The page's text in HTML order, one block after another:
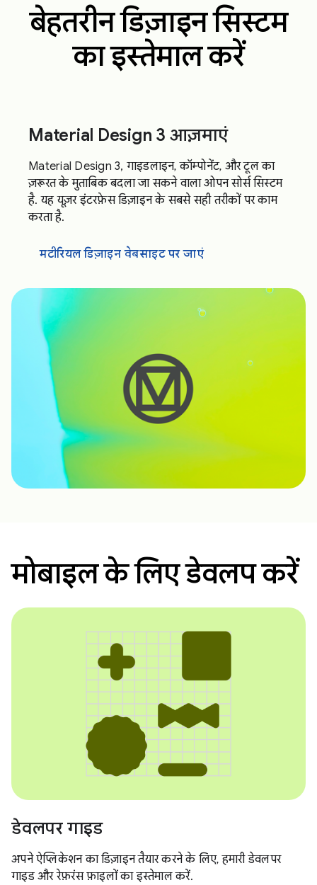
बेहतरीन डिज़ाइन सिस्टम
का इस्तेमाल करें
Material Design 3 आज़माएं
Material Design 3, गाइडलाइन, कॉम्पोनेंट, और टूल का
ज़रूरत के मुताबिक बदला जा सकने वाला ओपन सोर्स सिस्टम
है. यह यूज़र इंटरफ़ेस डिज़ाइन के सबसे सही तरीकों पर काम
करता है.
मटीरियल डिज़ाइन वेबसाइट पर जाएं
मोबाइल के लिए डेवलप करें
डेवलपर गाइड
अपने ऐप्लिकेशन का डिज़ाइन तैयार करने के लिए, हमारी डेवलपर
गाइड और रेफ़रंस फ़ाइलों का इस्तेमाल करें.